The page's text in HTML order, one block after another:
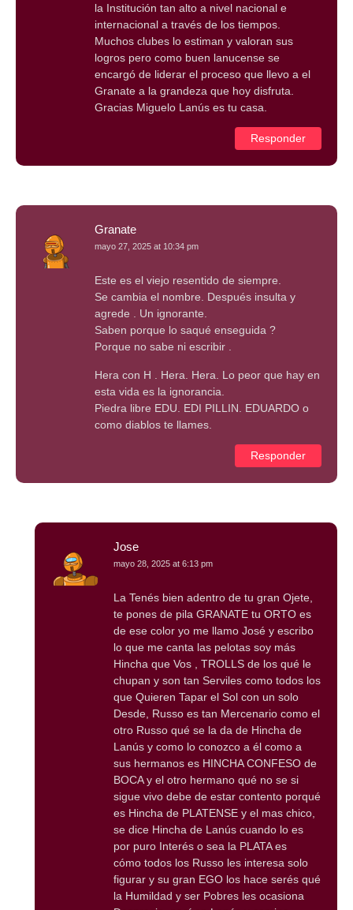
la Institución tan alto a nivel nacional e
internacional a través de los tiempos.
Muchos clubes lo estiman y valoran sus
logros pero como buen lanucense se
encargó de liderar el proceso que llevo a el
Granate a la grandeza que hoy disfruta.
Gracias Miguelo Lanús es tu casa.
Responder
Granate
mayo 27, 2025 at 10:34 pm
Este es el viejo resentido de siempre.
Se cambia el nombre. Después insulta y
agrede . Un ignorante.
Saben porque lo saqué enseguida ?
Porque no sabe ni escribir .
Hera con H . Hera. Hera. Lo peor que hay en
esta vida es la ignorancia.
Piedra libre EDU. EDI PILLIN. EDUARDO o
como diablos te llames.
Responder
Jose
mayo 28, 2025 at 6:13 pm
La Tenés bien adentro de tu gran Ojete,
te pones de pila GRANATE tu ORTO es
de ese color yo me llamo José y escribo
lo que me canta las pelotas soy más
Hincha que Vos , TROLLS de los qué le
chupan y son tan Serviles como todos los
que Quieren Tapar el Sol con un solo
Desde, Russo es tan Mercenario como el
otro Russo qué se la da de Hincha de
Lanús y como lo conozco a él como a
sus hermanos es HINCHA CONFESO de
BOCA y el otro hermano qué no se si
sigue vivo debe de estar contento porqué
es Hincha de PLATENSE y el mas chico,
se dice Hincha de Lanús cuando lo es
por puro Interés o sea la PLATA es
cómo todos los Russo les interesa solo
figurar y su gran EGO los hace serés qué
la Humildad y ser Pobres les ocasiona